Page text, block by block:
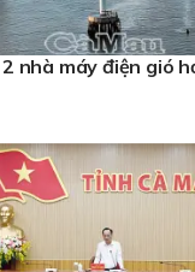
nhà máy điện gió